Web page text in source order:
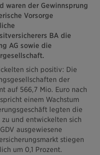
waren der Gewinnsprung
Vorsorge
BA die
AG sowie die
sich positiv: Die
der
auf 566,7 Mio. Euro nach
einem Wachstum
legten die
und entwickelten sich
ausgewiesene
stiegen
um 0,1 Prozent.